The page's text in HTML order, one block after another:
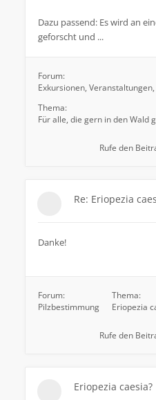
Dazu passend: Es wird an
geforscht und ...
Forum:
Exkursionen,
Thema:
Für alle, die gern in den Wald
Rufe den
Re: Eriopezia
Danke!
Forum:
Pilzbestimmung
Thema:
Eriopezia
Rufe den
Eriopezia caesia?